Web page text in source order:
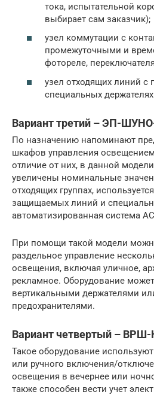
тока, испытательной
выбирает сам заказчик);
узел коммутации с
промежуточными и
фотореле,
узел отходящих линий с
специальных
Вариант третий – ЭП-
По назначению напоминают
шкафов управления
отличие от них, в данной
увеличены номинальные
отходящих группах,
защищаемых линий и
автоматизированная система
При помощи такой модели
раздельное управление
освещения, включая уличное,
рекламное. Оборудование
вертикальными держателями
предохранителями.
Вариант четвертый –
Такое оборудование
или ручного включения/
освещения в вечернее или
также способен вести учет